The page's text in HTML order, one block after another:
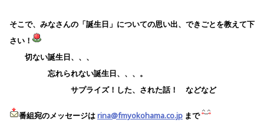
そこで、みなさんの「誕生日」についての思い出、できごとを教えて下
さい！
切ない誕生日、、、
忘れられない誕生日、、、。
サプライズ！した、された話！ などなど
番組宛のメッセージはrina@fmyokohama.co.jp まで